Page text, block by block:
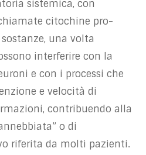
sistemica, con
citochine pro-
una volta
interferire con la
e con i processi che
e velocità di
contribuendo alla
o di
riferita da molti pazienti.